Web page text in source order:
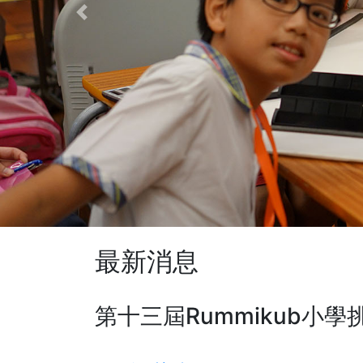
Previous
最新消息
第十三屆Rummikub小學